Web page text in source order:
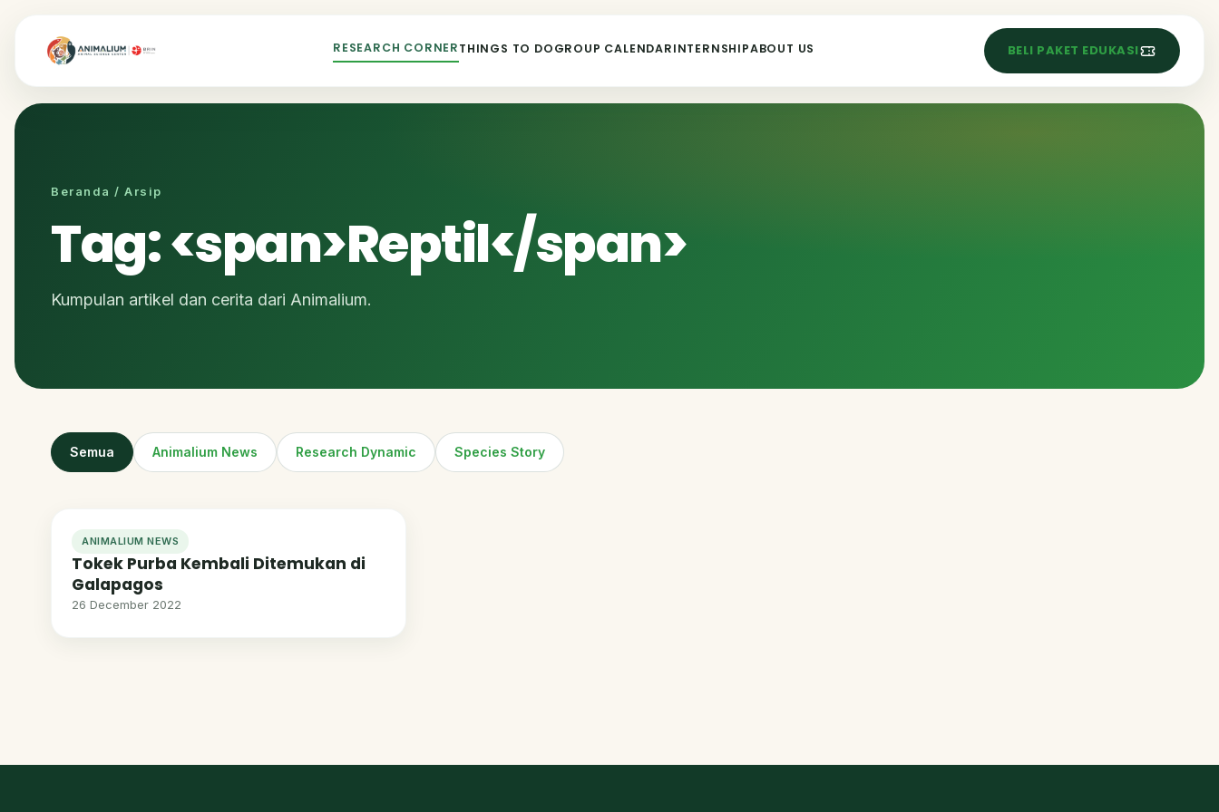
RESEARCH CORNERTHINGS TO DOGROUP CALENDARINTERNSHIPABOUT US BELI PAKET EDUKASI
Beranda / Arsip
Tag: <span>Reptil</span>
Kumpulan artikel dan cerita dari Animalium.
Semua Animalium News Research Dynamic Species Story
ANIMALIUM NEWS
Tokek Purba Kembali Ditemukan di
Galapagos
26 December 2022